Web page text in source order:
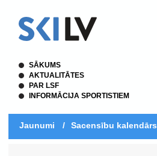
SĀKUMS
AKTUALITĀTES
PAR LSF
INFORMĀCIJA SPORTISTIEM
Jaunumi / Sacensību kalendārs